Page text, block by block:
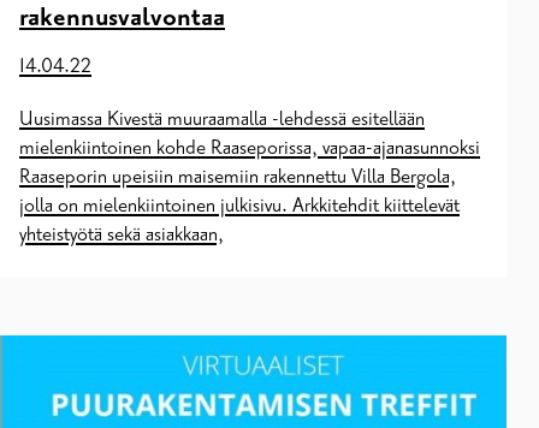
rakennusvalvontaa
14.04.22
Uusimassa Kivestä muuraamalla -lehdessä esitellään
mielenkiintoinen kohde Raaseporissa, vapaa-ajanasunnoksi
Raaseporin upeisiin maisemiin rakennettu Villa Bergola,
jolla on mielenkiintoinen julkisivu. Arkkitehdit kiittelevät
yhteistyötä sekä asiakkaan,